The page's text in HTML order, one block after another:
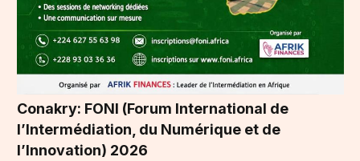
Conakry: FONI (Forum International de
l’Intermédiation, du Numérique et de
l’Innovation) 2026